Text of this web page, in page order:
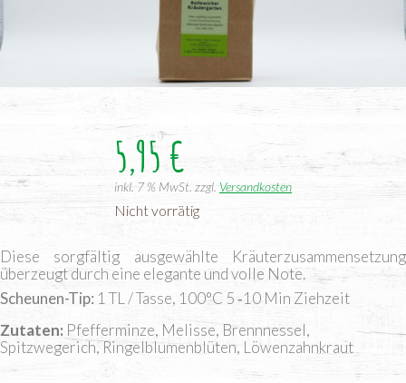
5,95€
inkl. 7 % MwSt. zzgl. Versandkosten
Nicht vorrätig
Die­se sorg­fäl­tig aus­ge­wähl­te Kräu­ter­zu­sam­men­set­zung
über­zeugt durch eine ele­gan­te und vol­le Note.
Scheu­nen-Tip: 1 TL / Tas­se, 100°C 5 ‑10 Min Ziehzeit
Zutaten Pfefferminze, Melisse, Brennnessel,
Spitzwegerich, Ringelblumenblüten, Löwenzahnkraut